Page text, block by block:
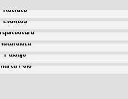
Retrato
Eventos
Paisaje
Polo